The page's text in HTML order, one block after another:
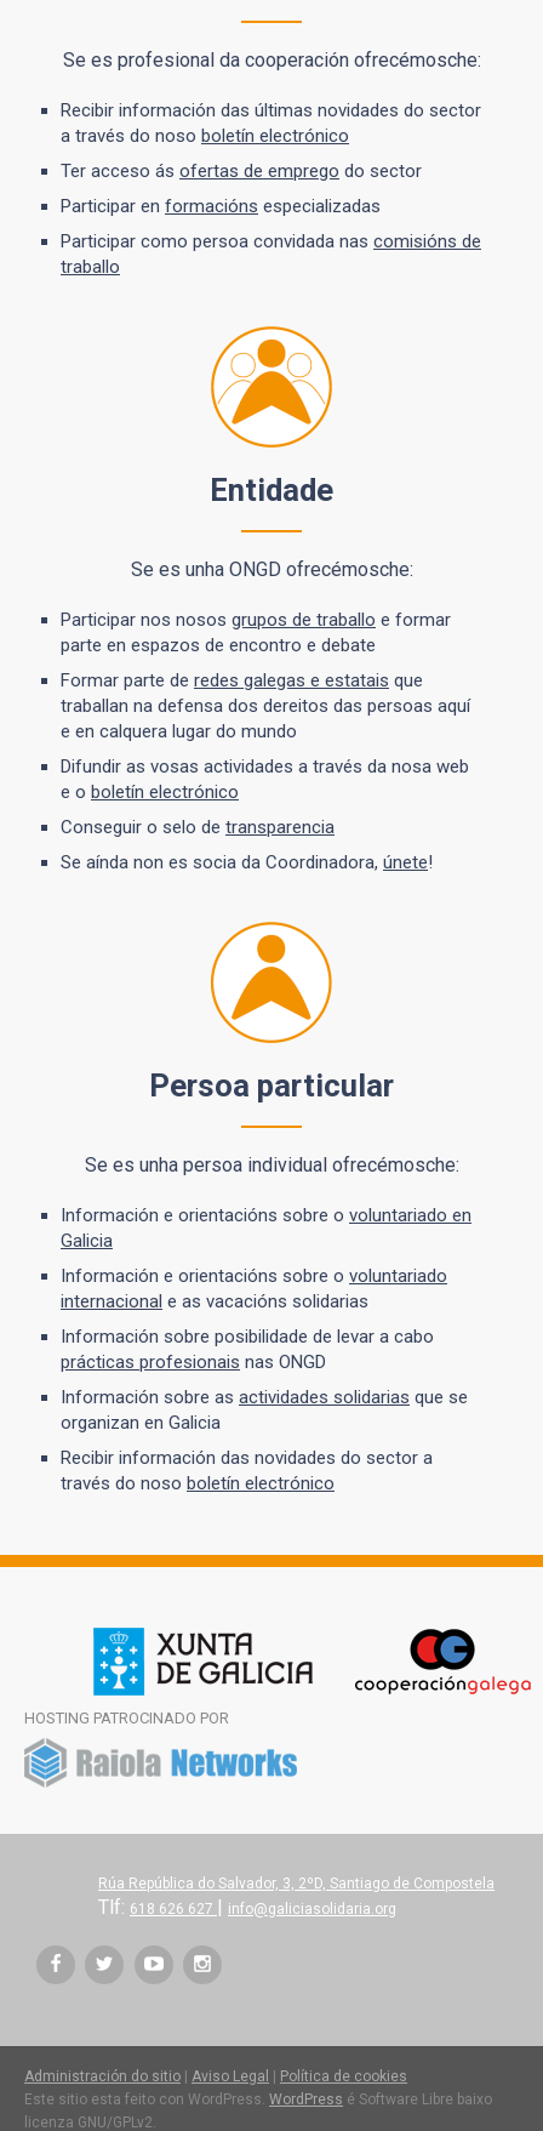
Se es profesional da cooperación ofrecémosche:
Recibir información das últimas novidades do sector
a través do noso boletín electrónico
Ter acceso ás ofertas de emprego do sector
Participar en formacións especializadas
Participar como persoa convidada nas comisións de
traballo
Entidade
Se es unha ONGD ofrecémosche:
Participar nos nosos grupos de traballo e formar
parte en espazos de encontro e debate
Formar parte de redes galegas e estatais que
traballan na defensa dos dereitos das persoas aquí
e en calquera lugar do mundo
Difundir as vosas actividades a través da nosa web
e o boletín electrónico
Conseguir o selo de transparencia
Se aínda non es socia da Coordinadora, únete!
Persoa particular
Se es unha persoa individual ofrecémosche:
Información e orientacións sobre o voluntariado en
Galicia
Información e orientacións sobre o voluntariado
internacional e as vacacións solidarias
Información sobre posibilidade de levar a cabo
prácticas profesionais nas ONGD
Información sobre as actividades solidarias que se
organizan en Galicia
Recibir información das novidades do sector a
través do noso boletín electrónico
HOSTING PATROCINADO POR
Rúa República do Salvador, 3, 2ºD, Santiago de Compostela
Tlf: 618 626 627 | info@galiciasolidaria.org
Administración do sitio | Aviso Legal | Política de cookies
Este sitio esta feito con WordPress. WordPress é Software Libre baixo
licenza GNU/GPLv2.